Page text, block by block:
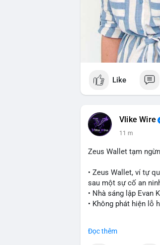
Like
Vlike Wire
11 m
Zeus Wallet tạm
• Zeus Wallet, ví tự
sau một sự cố an
• Nhà sáng lập Evan
• Không phát hiện lỗ
Đọc thêm